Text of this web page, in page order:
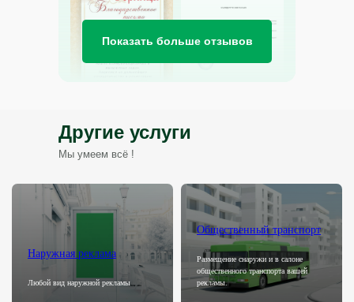
Показать больше отзывов
Другие услуги
Мы умеем всё !
Наружная реклама
Любой вид наружной рекламы
Общественный транспорт
Размещение снаружи и в салоне
общественного транспорта вашей
рекламы.